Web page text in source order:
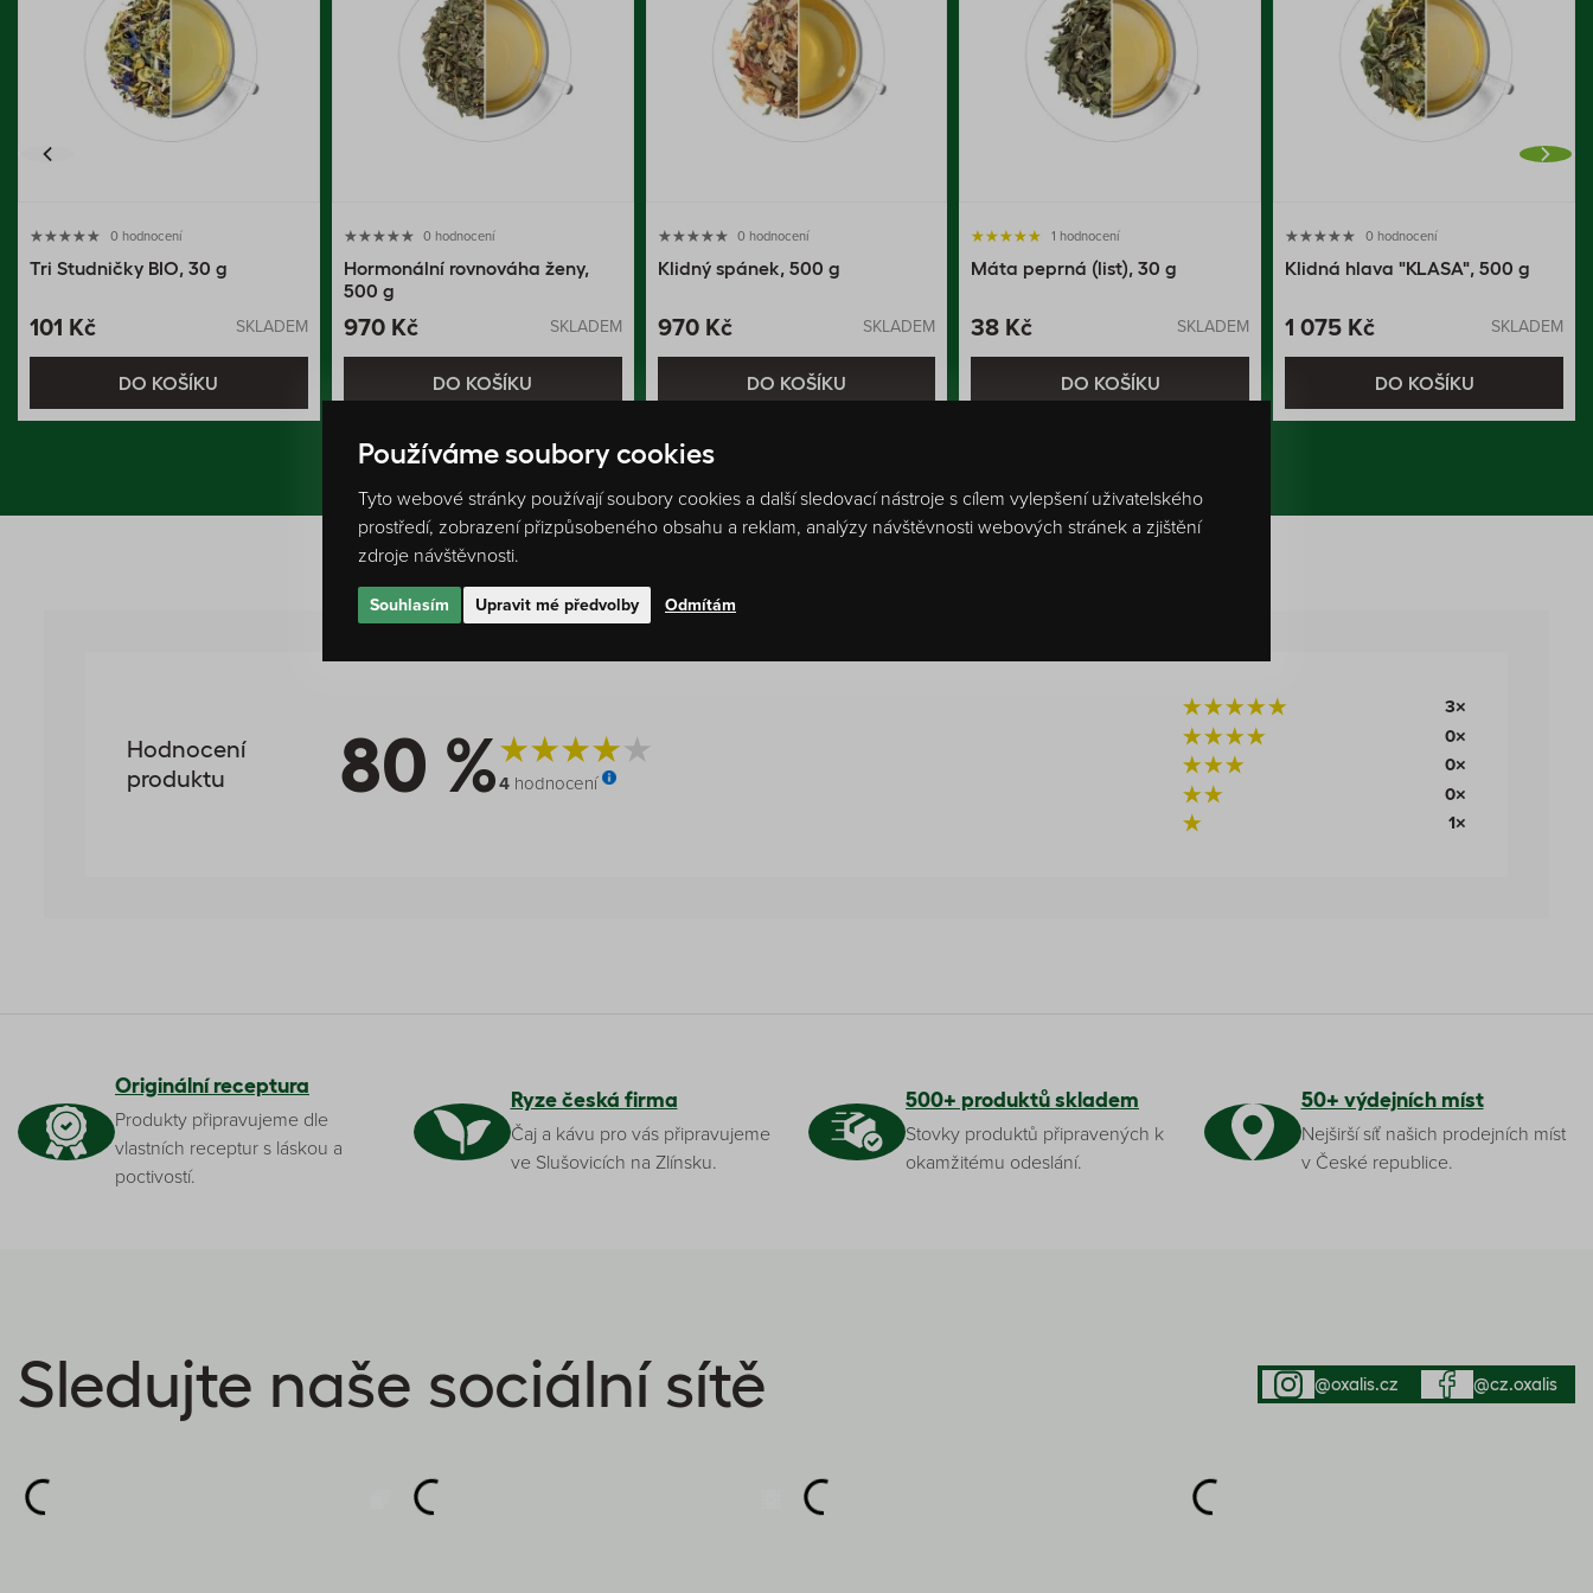
0 hodnocení
Tri Studničky BIO, 30 g
101 Kč SKLADEM
DO KOŠÍKU
0 hodnocení
Hormonální rovnováha ženy,
500 g
970 Kč SKLADEM
DO KOŠÍKU
0 hodnocení
Klidný spánek, 500 g
970 Kč SKLADEM
DO KOŠÍKU
1 hodnocení
Máta peprná (list), 30 g
38 Kč SKLADEM
DO KOŠÍKU
0 hodnocení
Klidná hlava "KLASA", 500 g
1 075 Kč SKLADEM
DO KOŠÍKU
Hodnocení
produktu
80 %4 hodnocení
3×
0×
0×
0×
1×
Originální receptura
Produkty připravujeme dle
vlastních receptur s láskou a
poctivostí.
Ryze česká firma
Čaj a kávu pro vás připravujeme
ve Slušovicích na Zlínsku.
500+ produktů skladem
Stovky produktů připravených k
okamžitému odeslání.
50+ výdejních míst
Nejširší síť našich prodejních míst
v České republice.
Sledujte naše sociální sítě @oxalis.cz @cz.oxalis
Používáme soubory cookies
Tyto webové stránky používají soubory cookies a další sledovací nástroje s cílem vylepšení uživatelského
prostředí, zobrazení přizpůsobeného obsahu a reklam, analýzy návštěvnosti webových stránek a zjištění
zdroje návštěvnosti.
Souhlasím Upravit mé předvolby Odmítám